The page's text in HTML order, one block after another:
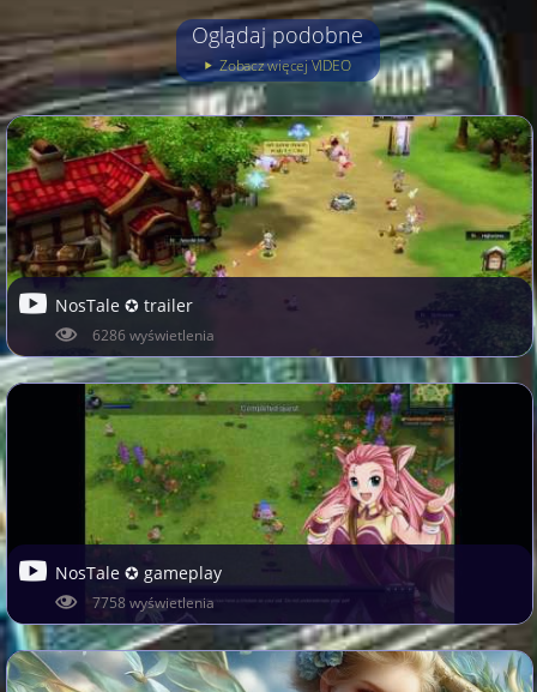
Oglądaj podobne
Zobacz więcej VIDEO
NosTale ✪ trailer
6286 wyświetlenia
NosTale ✪ gameplay
7758 wyświetlenia